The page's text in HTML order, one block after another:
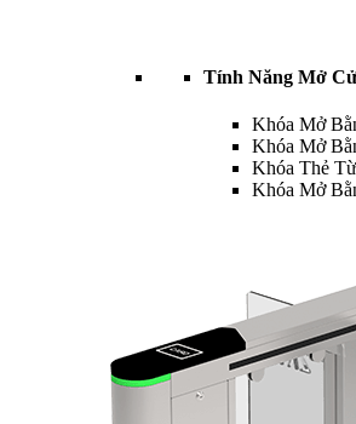
Tính Năng Mở
Khóa Mở
Khóa Mở
Khóa Thẻ Từ
Khóa Mở